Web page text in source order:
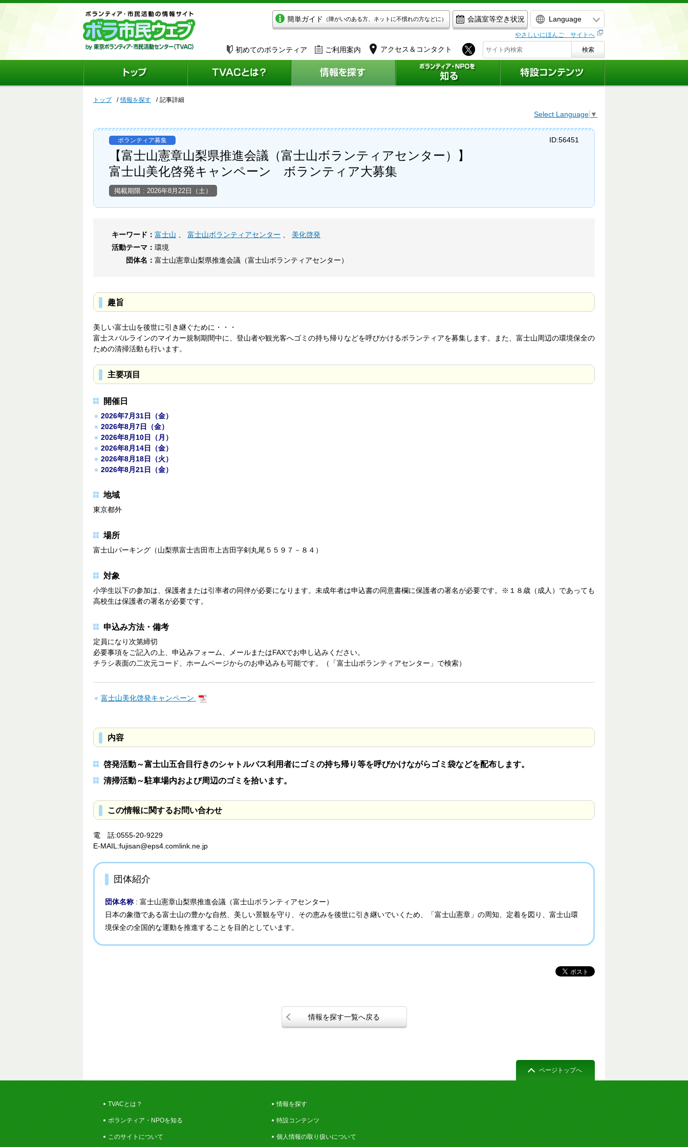
簡単ガイド （障がいのある方、ネットに不慣れの方などに） 会議室等空き状況 Language
やさしいにほんご サイトへ
初めてのボランティア ご利用案内 アクセス＆コンタクト 検索
トップ 情報を探す 記事詳細
Select Language ▼
ボランティア募集
【富士山憲章山梨県推進会議（富士山ボランティアセンター）】
富士山美化啓発キャンペーン ボランティア大募集
掲載期限 : 2026年8月22日（土）
ID:56451
キーワード： 富士山 富士山ボランティアセンター
美化啓発
活動テーマ： 環境
団体名： 富士山憲章山梨県推進会議（富士山ボランティアセンター）
趣旨
美しい富士山を後世に引き継ぐために・・・
富士スバルラインのマイカー規制期間中に、登山者や観光客へゴミの持ち帰りなどを呼びかけるボランティアを募集します。また、富士山周辺の環境保全の
ための清掃活動も行います。
主要項目
開催日
2026年7月31日（金）
2026年8月7日（金）
2026年8月10日（月）
2026年8月14日（金）
2026年8月18日（火）
2026年8月21日（金）
地域
東京都外
場所
富士山パーキング（山梨県富士吉田市上吉田字剣丸尾５５９７－８４）
対象
小学生以下の参加は、保護者または引率者の同伴が必要になります。未成年者は申込書の同意書欄に保護者の署名が必要です。※１８歳（成人）であっても
高校生は保護者の署名が必要です。
申込み方法・備考
定員になり次第締切
必要事項をご記入の上、申込みフォーム、メールまたはFAXでお申し込みください。
チラシ表面の二次元コード、ホームページからのお申込みも可能です。（「富士山ボランティアセンター」で検索）
富士山美化啓発キャンペーン
内容
啓発活動～富士山五合目行きのシャトルバス利用者にゴミの持ち帰り等を呼びかけながらゴミ袋などを配布します。
清掃活動～駐車場内および周辺のゴミを拾います。
この情報に関するお問い合わせ
電 話:0555-20-9229
E-MAIL:fujisan@eps4.comlink.ne.jp
団体紹介
団体名称 : 富士山憲章山梨県推進会議（富士山ボランティアセンター）
日本の象徴である富士山の豊かな自然、美しい景観を守り、その恵みを後世に引き継いでいくため、「富士山憲章」の周知、定着を図り、富士山環
境保全の全国的な運動を推進することを目的としています。
情報を探す一覧へ戻る
TVACとは？ 情報を探す
ボランティア・NPOを知る 特設コンテンツ
このサイトについて 個人情報の取り扱いについて
ページトップへ